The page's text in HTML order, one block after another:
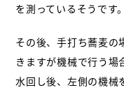
を測っているそうです。
その後、手打ち蕎麦の
きますが機械で行う場
水回し後、左側の機械